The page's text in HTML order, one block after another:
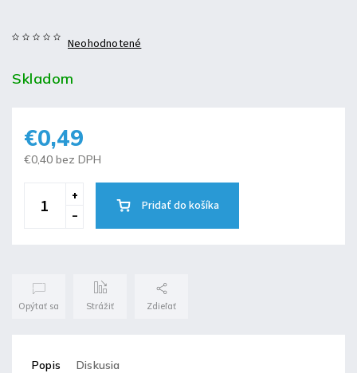
Neohodnotené
Skladom
€0,49
€0,40 bez DPH
Pridať do košíka
Opýtať sa Strážiť Zdieľať
Popis Diskusia